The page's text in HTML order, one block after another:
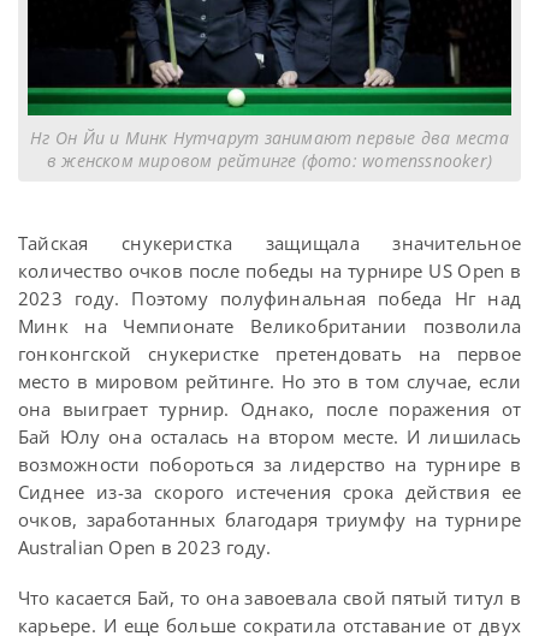
Нг Он Йи и Минк Нутчарут занимают первые два места
в женском мировом рейтинге (фото: womenssnooker)
Тайская снукеристка защищала значительное
количество очков после победы на турнире US Open в
2023 году. Поэтому полуфинальная победа Нг над
Минк на Чемпионате Великобритании позволила
гонконгской снукеристке претендовать на первое
место в мировом рейтинге. Но это в том случае, если
она выиграет турнир. Однако, после поражения от
Бай Юлу она осталась на втором месте. И лишилась
возможности побороться за лидерство на турнире в
Сиднее из-за скорого истечения срока действия ее
очков, заработанных благодаря триумфу на турнире
Australian Open в 2023 году.
Что касается Бай, то она завоевала свой пятый титул в
карьере. И еще больше сократила отставание от двух